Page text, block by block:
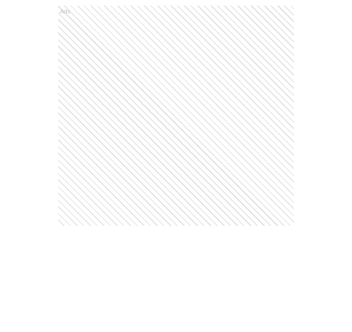
Ads